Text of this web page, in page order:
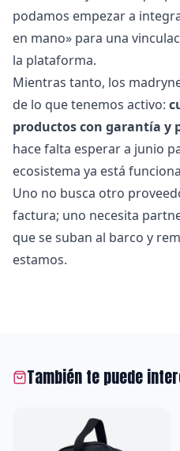
podamos empezar a
en mano» para una
la plataforma.
Mientras tanto, los
de lo que tenemos activo:
productos con garantía y
hace falta esperar a junio
ecosistema ya está
Uno no busca otro
factura; uno necesita
que se suban al barco y
estamos.
También te puede